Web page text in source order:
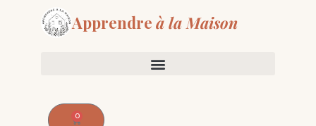
Apprendre à la Maison
0
Panier